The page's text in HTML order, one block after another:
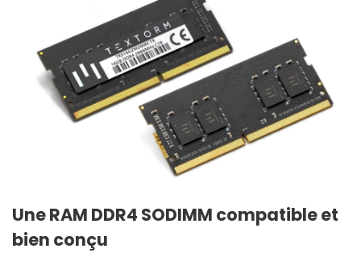
Une RAM DDR4 SODIMM compatible et
bien conçu